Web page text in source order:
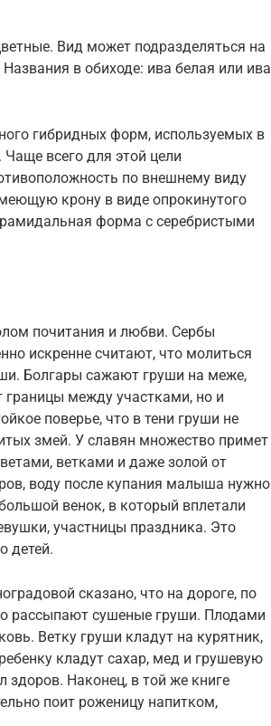
Вид может подразделяться на
в обиходе: ива белая или ива
гибридных форм, используемых в
всего для этой цели
по внешнему виду
крону в виде опрокинутого
форма с серебристыми
почитания и любви. Сербы
искренне считают, что молиться
Болгары сажают груши на меже,
между участками, но и
поверье, что в тени груши не
змей. У славян множество примет
ветками и даже золой от
воду после купания малыша нужно
венок, в который вплетали
участницы праздника. Это
детей.
сказано, что на дороге, по
рассыпают сушеные груши. Плодами
Ветку груши кладут на курятник,
кладут сахар, мед и грушевую
Наконец, в той же книге
поит роженицу напитком,